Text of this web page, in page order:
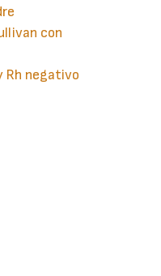
con
Rh negativo